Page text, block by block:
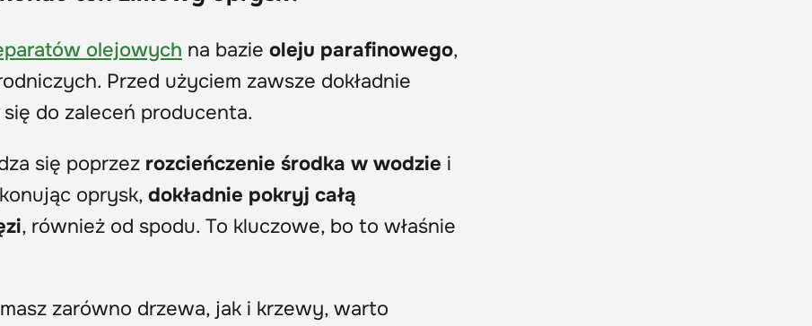
olejowych na bazie oleju parafinowego,
Przed użyciem zawsze dokładnie
do zaleceń producenta.
się poprzez rozcieńczenie środka w wodzie i
oprysk, dokładnie pokryj całą
, również od spodu. To kluczowe, bo to właśnie
zarówno drzewa, jak i krzewy, warto